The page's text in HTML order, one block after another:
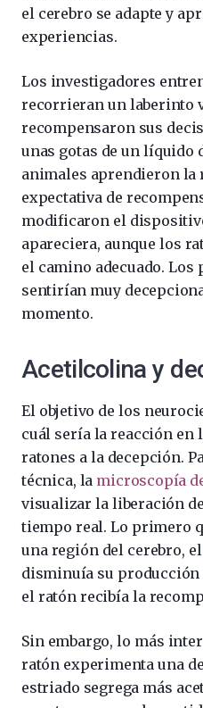
el cerebro se adapte y
experiencias.
Los investigadores
recorrieran un laberinto
recompensaron sus
unas gotas de un líquido
animales aprendieron la
expectativa de
modificaron el
apareciera, aunque los
el camino adecuado. Los
sentirían muy
momento.
Acetilcolina y
El objetivo de los
cuál sería la reacción en
ratones a la decepción.
técnica, la microscopía
visualizar la liberación
tiempo real. Lo primero
una región del cerebro, el
disminuía su
el ratón recibía la
Sin embargo, lo más
ratón experimenta una
estriado segrega más